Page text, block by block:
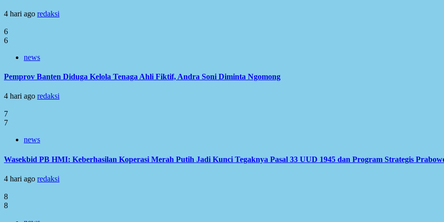
4 hari ago redaksi
6
6
news
Pemprov Banten Diduga Kelola Tenaga Ahli Fiktif, Andra Soni Diminta Ngomong
4 hari ago redaksi
7
7
news
Wasekbid PB HMI: Keberhasilan Koperasi Merah Putih Jadi Kunci Tegaknya Pasal 33 UUD 1945 dan Program Strategis
4 hari ago redaksi
8
8